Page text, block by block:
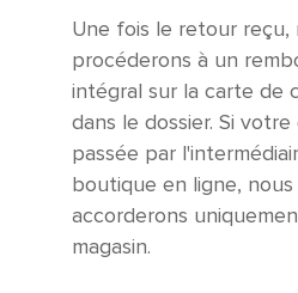
Une fois le retour reçu,
procéderons à un
intégral sur la carte de
dans le dossier. Si
passée par
boutique en ligne, nous
accorderons
magasin.